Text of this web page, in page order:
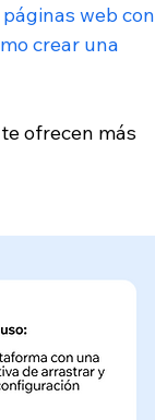
web con
crear una
ofrecen más